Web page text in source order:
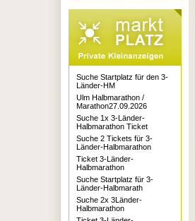
Suche Startplatz für den 3-
Länder-HM
Ulm Halbmarathon /
Marathon27.09.2026
Suche 1x 3-Länder-
Halbmarathon Ticket
Suche 2 Tickets für 3-
Länder-Halbmarathon
Ticket 3-Länder-
Halbmarathon
Suche Startplatz für 3-
Länder-Halbmarath
Suche 2x 3Länder-
Halbmarathon